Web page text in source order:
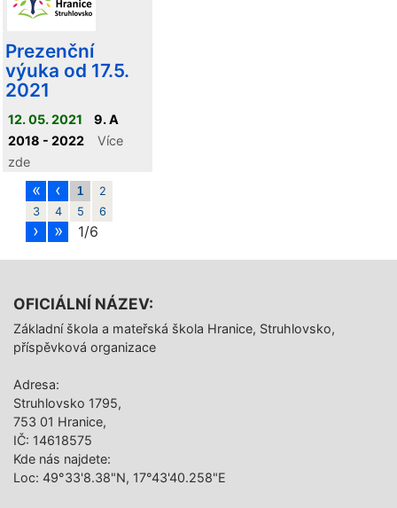
Prezenční
výuka od 17.5.
2021
12. 05. 2021
9. A
2018 - 2022
Více
zde
« ‹ 1
2
3
4 5 6
› » 1/6
OFICIÁLNÍ NÁZEV:
Základní škola a mateřská škola Hranice, Struhlovsko,
příspěvková organizace
Adresa:
Struhlovsko 1795,
753 01 Hranice,
IČ: 14618575
Kde nás najdete:
Loc: 49°33'8.38"N, 17°43'40.258"E